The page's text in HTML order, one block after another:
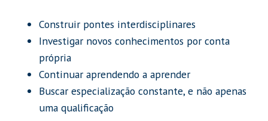
Construir pontes interdisciplinares
Investigar novos conhecimentos por conta
própria
Continuar aprendendo a aprender
Buscar especialização constante, e não apenas
uma qualificação